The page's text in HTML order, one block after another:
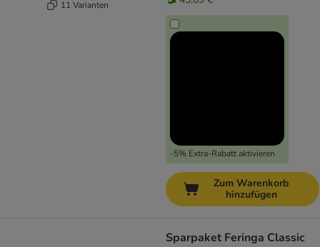
11 Varianten
-5% Extra-Rabatt aktivieren
Zum Warenkorb
hinzufügen
Sparpaket Feringa Classic